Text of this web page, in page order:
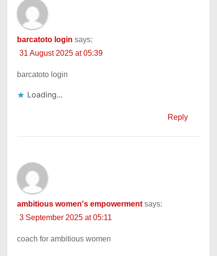
barcatoto login says:
31 August 2025 at 05:39
barcatoto login
Loading...
Reply
ambitious women's empowerment says:
3 September 2025 at 05:11
coach for ambitious women